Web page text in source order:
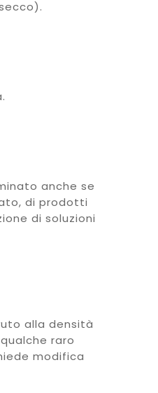
anche se
di prodotti
di soluzioni
alla densità
raro
modifica